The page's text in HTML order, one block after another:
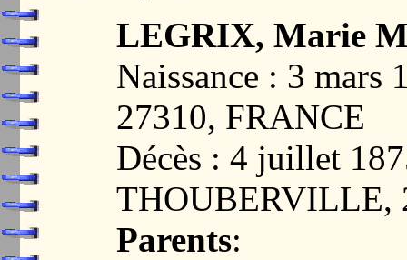
LEGRIX, Marie
Naissance : 3 mars
27310, FRANCE
Décès : 4 juillet
THOUBERVILLE,
Parents: